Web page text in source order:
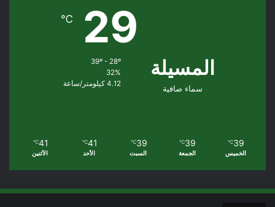
المسيلة
سماء صافية
29
℃
39º - 28º
32%
4.12 كيلومتر/ساعة
39
℃
الخميس
39
℃
الجمعة
39
℃
السبت
41
℃
الأحد
41
℃
الأثنين